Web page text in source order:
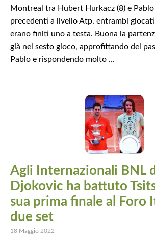
Montreal tra Hubert Hurkacz (8) e Pablo
precedenti a livello Atp, entrambi giocati
erano finiti uno a testa. Buona la
già nel sesto gioco, approfittando del
Pablo e rispondendo molto ...
Agli Internazionali BNL
Djokovic ha battuto
sua prima finale al Foro
due set
18 Maggio 2022